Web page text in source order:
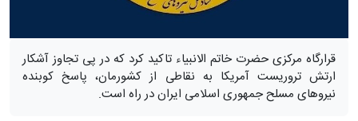
قرارگاه مرکزی حضرت خاتم الانبیاء تاکید کرد که در پی تجاوز آشکار
ارتش تروریست آمریکا به نقاطی از کشورمان، پاسخ کوبنده
نیروهای مسلح جمهوری اسلامی ایران در راه است.